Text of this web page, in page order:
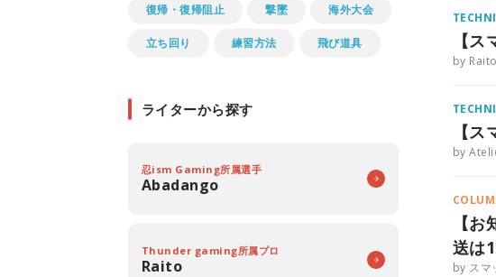
【
by Raito
【
by
【
送は
by スマ
復帰・復帰阻止 撃墜 海外大会
立ち回り 練習方法 飛び道具
ライターから探す
忍ism Gaming所属選手
Abadango
Thunder gaming所属プロ
Raito